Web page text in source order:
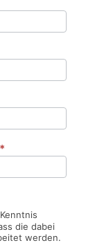
*
die dabei
werden.